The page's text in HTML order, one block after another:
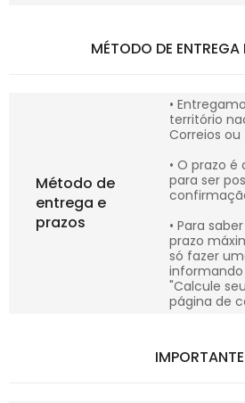
MÉTODO DE ENTREGA
Método de
entrega e
prazos
•
território
Correios
• O prazo
para ser
• Para
prazo
só fazer
informando
"Calcule
página de
IMPORTANTE